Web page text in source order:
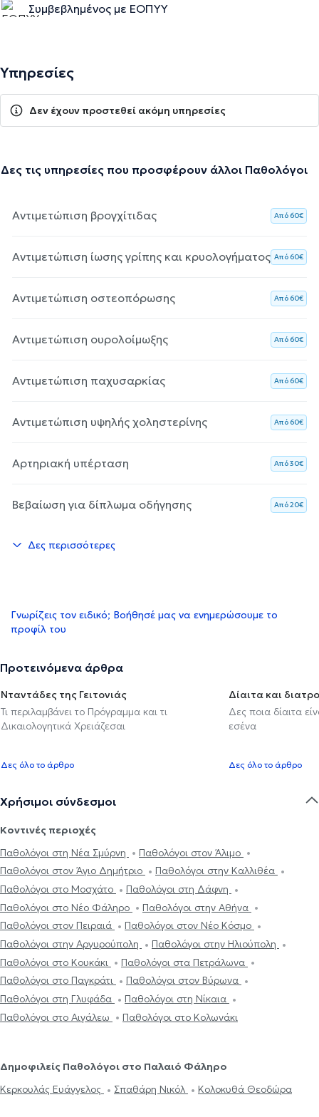
Συμβεβλημένος με ΕΟΠΥΥ
Υπηρεσίες
Δεν έχουν προστεθεί ακόμη υπηρεσίες
Δες τις υπηρεσίες που προσφέρουν άλλοι Παθολόγοι
Αντιμετώπιση βρογχίτιδας Aπό 60€
Αντιμετώπιση ίωσης γρίπης και κρυολογήματος Aπό 60€
Αντιμετώπιση οστεοπόρωσης Aπό 60€
Αντιμετώπιση ουρολοίμωξης Aπό 60€
Αντιμετώπιση παχυσαρκίας Aπό 60€
Αντιμετώπιση υψηλής χοληστερίνης Aπό 60€
Αρτηριακή υπέρταση Aπό 30€
Βεβαίωση για δίπλωμα οδήγησης Aπό 20€
Δες περισσότερες
Γνωρίζεις τον ειδικό; Βοήθησέ μας να ενημερώσουμε το
προφίλ του
Προτεινόμενα άρθρα
Νταντάδες της Γειτονιάς
Τι περιλαμβάνει το Πρόγραμμα και τι
Δικαιολογητικά Χρειάζεσαι
Δες όλο το άρθρο
Δίαιτα και
Δες ποια δίαιτα
εσένα
Δες όλο το άρθρο
Χρήσιμοι σύνδεσμοι
Κοντινές περιοχές
Παθολόγοι στη Νέα Σμύρνη
Παθολόγοι στον Άλιμο
Παθολόγοι στον Άγιο Δημήτριο
Παθολόγοι στην Καλλιθέα
Παθολόγοι στο Μοσχάτο
Παθολόγοι στη Δάφνη
Παθολόγοι στο Νέο Φάληρο
Παθολόγοι στην Αθήνα
Παθολόγοι στον Πειραιά
Παθολόγοι στον Νέο Κόσμο
Παθολόγοι στην Αργυρούπολη
Παθολόγοι στην Ηλιούπολη
Παθολόγοι στο Κουκάκι
Παθολόγοι στα Πετράλωνα
Παθολόγοι στο Παγκράτι
Παθολόγοι στον Βύρωνα
Παθολόγοι στη Γλυφάδα
Παθολόγοι στη Νίκαια
Παθολόγοι στο Αιγάλεω
Παθολόγοι στο Κολωνάκι
Δημοφιλείς Παθολόγοι στο Παλαιό Φάληρο
Κερκουλάς Ευάγγελος
Σπαθάρη Νικόλ Κολοκυθά Θεοδώρα